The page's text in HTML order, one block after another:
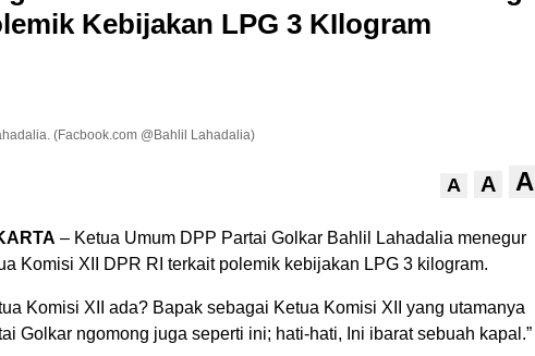
Kebijakan LPG 3 KIlogram
(Facbook.com @Bahlil Lahadalia)
A A A
– Ketua Umum DPP Partai Golkar Bahlil Lahadalia menegur
Komisi XII DPR RI terkait polemik kebijakan LPG 3 kilogram.
Komisi XII ada? Bapak sebagai Ketua Komisi XII yang utamanya
Golkar ngomong juga seperti ini; hati-hati, Ini ibarat sebuah kapal.”